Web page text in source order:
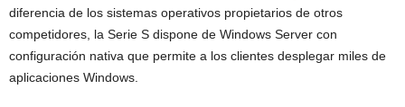
diferencia de los sistemas operativos propietarios de otros
competidores, la Serie S dispone de Windows Server con
configuración nativa que permite a los clientes desplegar miles de
aplicaciones Windows.